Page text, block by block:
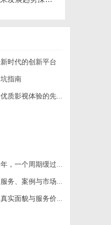
时代的创新平台
指南
视体验的先锋平台
：一张辨证方对症，身体找回津液
例与市场现状全面解析
貌与服务价值详解